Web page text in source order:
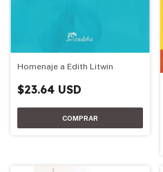
Homenaje a Edith Litwin
$23.64 USD